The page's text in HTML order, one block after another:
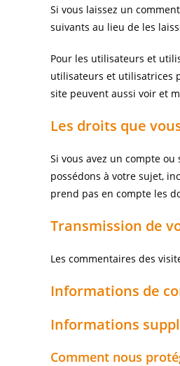
Si vous laissez un
suivants au lieu de les
Pour les utilisateurs et
utilisateurs et utilisatrices
site peuvent aussi voir et
Les droits que
Si vous avez un compte
possédons à votre sujet,
prend pas en compte les
Transmission de
Les commentaires des
Informations de
Informations
Comment nous